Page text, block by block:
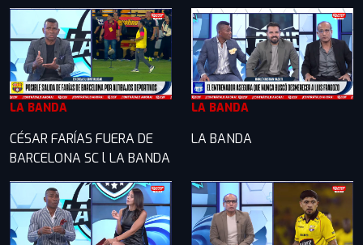
LA BANDA
CÉSAR FARÍAS FUERA DE
BARCELONA SC l LA BANDA
LA BANDA
LA BANDA